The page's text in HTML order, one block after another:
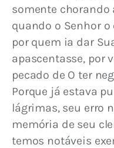
somente
quando o Senhor
por quem ia dar
apascentasse, por
pecado de O ter
Porque já estava
lágrimas, seu erro
memória de seu
temos notáveis